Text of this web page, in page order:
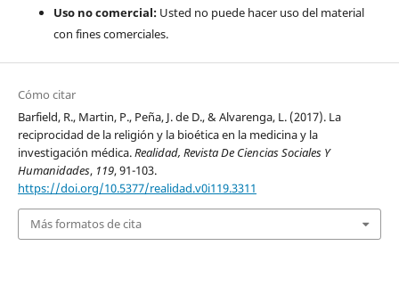
Uso no comercial:Usted no puede hacer uso del material
con fines comerciales.
Cómo citar
Barfield, R., Martin, P., Peña, J. de D., & Alvarenga, L. (2017). La
reciprocidad de la religión y la bioética en la medicina y la
investigación médica.Realidad, Revista De Ciencias Sociales Y
Humanidades, 119, 91-103.
https://doi.org/10.5377/realidad.v0i119.3311
Más formatos de cita